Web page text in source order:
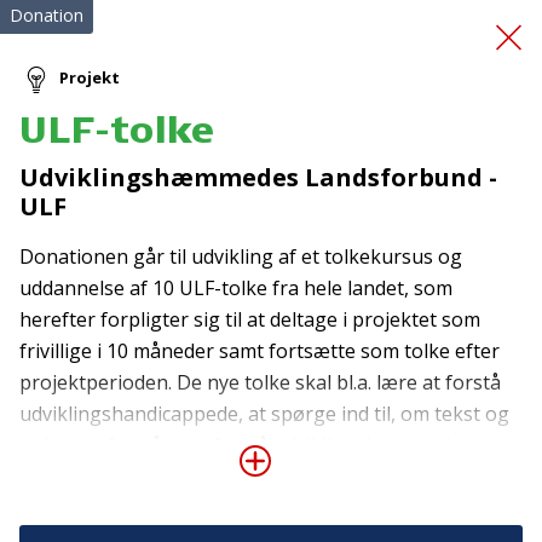
Side-by-side cykel
Donation
Projekt
ULF-tolke
Udviklingshæmmedes Landsforbund -
ULF
Donationen går til udvikling af et tolkekursus og
uddannelse af 10 ULF-tolke fra hele landet, som
herefter forpligter sig til at deltage i projektet som
frivillige i 10 måneder samt fortsætte som tolke efter
projektperioden. De nye tolke skal bl.a. lære at forstå
udviklingshandicappede, at spørge ind til, om tekst og
oplæg er forstået, at forstå udviklingshæmmedes
reaktioner og at agere hensigtsmæssigt. Formålet er
Tilmeld nyhedsbrev
De seneste nyheder om TrygFondens og TryghedsGruppens
aktiviteter direkte i din indbakke.